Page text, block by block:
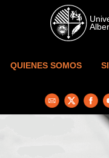
Skip to main content
QUIENES SOMOS